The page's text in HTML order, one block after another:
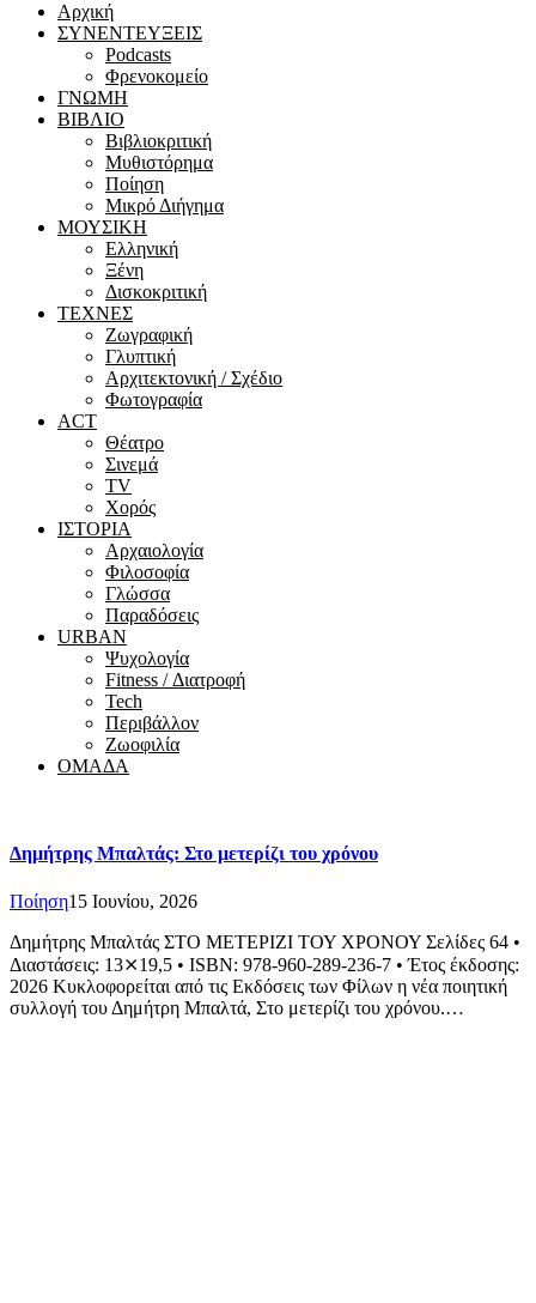
Αρχική
ΣΥΝΕΝΤΕΥΞΕΙΣ
Podcasts
Φρενοκομείο
ΓΝΩΜΗ
ΒΙΒΛΙΟ
Βιβλιοκριτική
Μυθιστόρημα
Ποίηση
Μικρό Διήγημα
ΜΟΥΣΙΚΗ
Ελληνική
Ξένη
Δισκοκριτική
ΤΕΧΝΕΣ
Ζωγραφική
Γλυπτική
Αρχιτεκτονική / Σχέδιο
Φωτογραφία
ACT
Θέατρο
Σινεμά
ΤV
Χορός
ΙΣΤΟΡΙΑ
Αρχαιολογία
Φιλοσοφία
Γλώσσα
Παραδόσεις
URBAN
Ψυχολογία
Fitness / Διατροφή
Tech
Περιβάλλον
Ζωοφιλία
ΟΜΑΔΑ
Δημήτρης Μπαλτάς: Στο μετερίζι του χρόνου
Ποίηση15 Ιουνίου, 2026
Δημήτρης Μπαλτάς ΣΤΟ ΜΕΤΕΡΙΖΙ ΤΟΥ ΧΡΟΝΟΥ Σελίδες 64 •
Διαστάσεις: 13⨯19,5 • ISBN: 978-960-289-236-7 • Έτος έκδοσης:
2026 Κυκλοφορείται από τις Εκδόσεις των Φίλων η νέα ποιητική
συλλογή του Δημήτρη Μπαλτά, Στο μετερίζι του χρόνου.…